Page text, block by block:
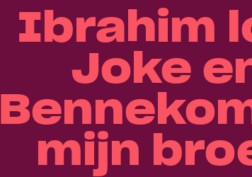
Ibrahim
Joke
mijn